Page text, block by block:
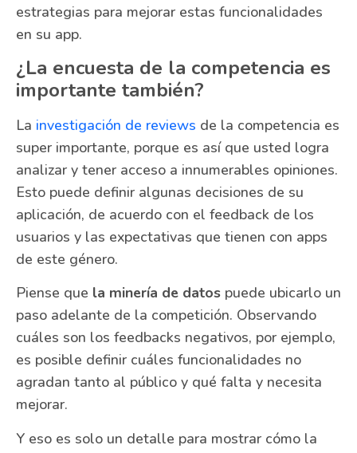
estrategias para mejorar estas funcionalidades
en su app.
¿La encuesta de la competencia es
importante también?
La investigación de reviews de la competencia es
super importante, porque es así que usted logra
analizar y tener acceso a innumerables opiniones.
Esto puede definir algunas decisiones de su
aplicación, de acuerdo con el feedback de los
usuarios y las expectativas que tienen con apps
de este género.
Piense que la minería de datos puede ubicarlo un
paso adelante de la competición. Observando
cuáles son los feedbacks negativos, por ejemplo,
es posible definir cuáles funcionalidades no
agradan tanto al público y qué falta y necesita
mejorar.
Y eso es solo un detalle para mostrar cómo la